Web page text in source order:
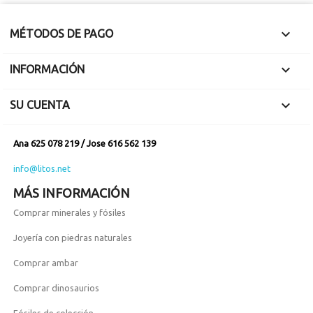
MÉTODOS DE PAGO 
INFORMACIÓN 
SU CUENTA 
Ana 625 078 219 / Jose 616 562 139
info@litos.net
MÁS INFORMACIÓN
Comprar minerales y fósiles
Joyería con piedras naturales
Comprar ambar
Comprar dinosaurios